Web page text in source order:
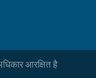
आरक्षित है